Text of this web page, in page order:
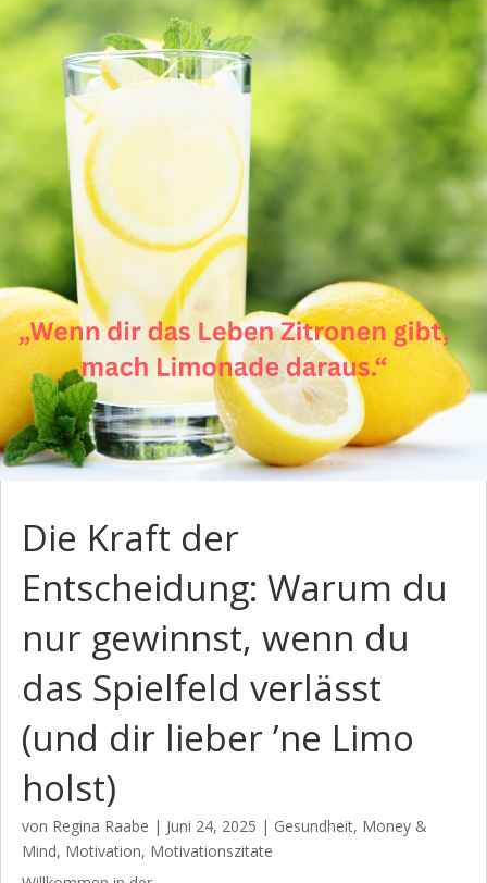
Die Kraft der
Entscheidung: Warum du
nur gewinnst, wenn du
das Spielfeld verlässt
(und dir lieber ’ne Limo
holst)
von Regina Raabe | Juni 24, 2025 | Gesundheit, Money &
Mind, Motivation, Motivationszitate